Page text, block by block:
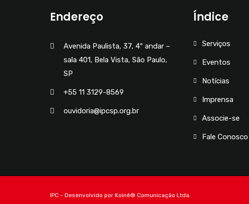
Endereço
Avenida Paulista, 37, 4º andar –
sala 401, Bela Vista, São Paulo,
SP
+55 11 3129-8569
ouvidoria@ipcsp.org.br
Índice
Serviços
Eventos
Notícias
Imprensa
Associe-se
Fale Conosco
IPC - Desenvolvido por Koinê®️ Comunicação Ltda.